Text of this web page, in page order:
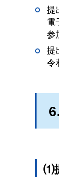
提
電
参
提
令
⑴